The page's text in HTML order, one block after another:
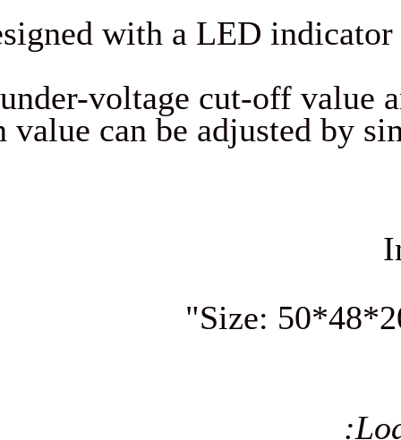
Designed with a LED
Both under-voltage cut-
on value can be
Size: